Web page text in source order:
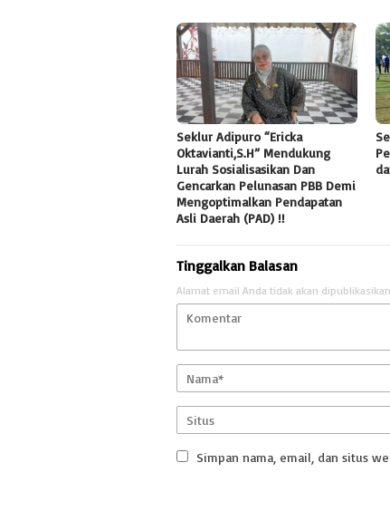
Seklur Adipuro “Ericka
Oktavianti,S.H” Mendukung
Lurah Sosialisasikan Dan
Gencarkan Pelunasan PBB Demi
Mengoptimalkan Pendapatan
Asli Daerah (PAD) !!
Tinggalkan Balasan
Alamat email Anda tidak akan
Simpan nama, email, dan situs